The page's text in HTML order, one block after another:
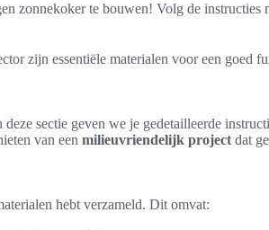
zonnekoker te bouwen! Volg de instructies
zijn essentiële materialen voor een goed
sectie geven we je gedetailleerde
van een milieuvriendelijk project dat
hebt verzameld. Dit omvat: